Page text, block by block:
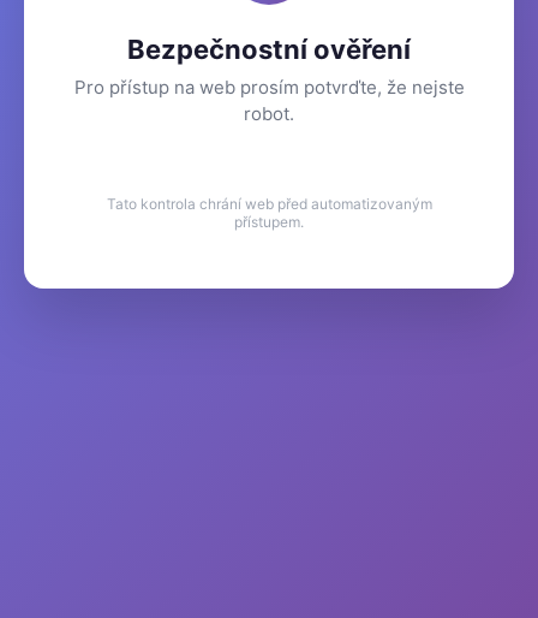
Bezpečnostní ověření
Pro přístup na web prosím potvrďte, že nejste
robot.
Tato kontrola chrání web před automatizovaným
přístupem.